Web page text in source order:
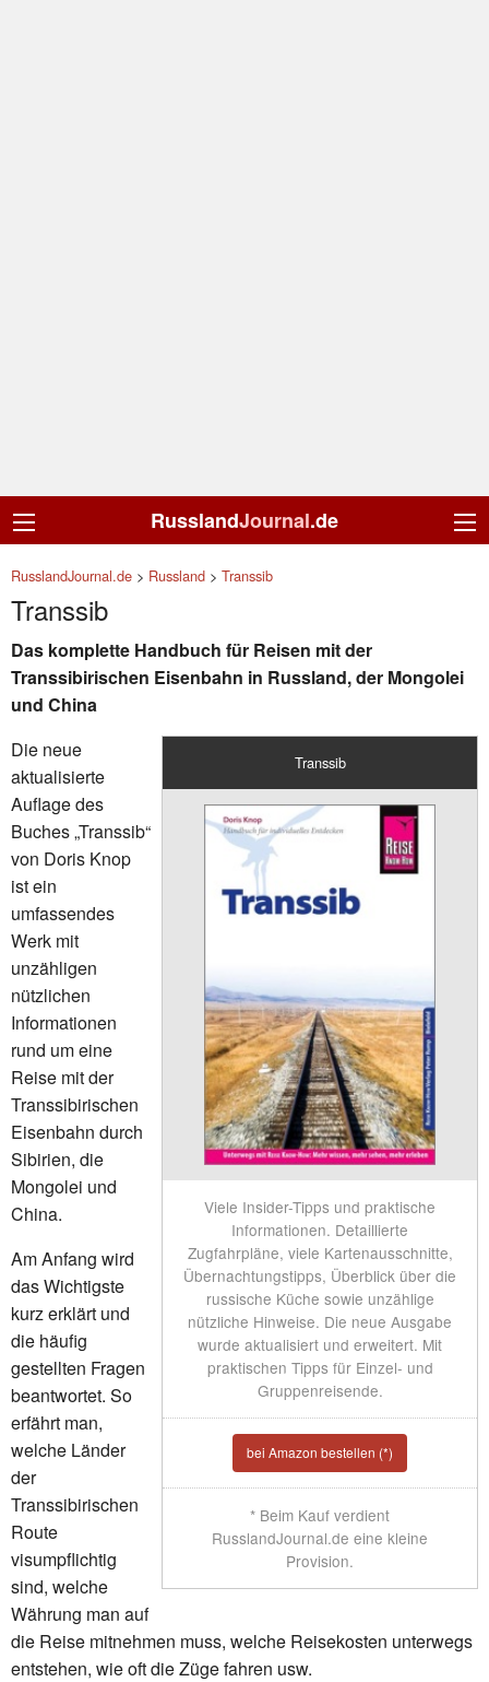
RusslandJournal.de
RusslandJournal.de > Russland > Transsib
Transsib
Das komplette Handbuch für Reisen mit der
Transsibirischen Eisenbahn in Russland, der Mongolei
und China
Transsib
Viele Insider-Tipps und praktische
Informationen. Detaillierte
Zugfahrpläne, viele Kartenausschnitte,
Übernachtungstipps, Überblick über die
russische Küche sowie unzählige
nützliche Hinweise. Die neue Ausgabe
wurde aktualisiert und erweitert. Mit
praktischen Tipps für Einzel- und
Gruppenreisende.
bei Amazon bestellen (*)
* Beim Kauf verdient
RusslandJournal.de eine kleine
Provision.
Die neue
aktualisierte
Auflage des
Buches „Transsib“
von Doris Knop
ist ein
umfassendes
Werk mit
unzähligen
nützlichen
Informationen
rund um eine
Reise mit der
Transsibirischen
Eisenbahn durch
Sibirien, die
Mongolei und
China.
Am Anfang wird
das Wichtigste
kurz erklärt und
die häufig
gestellten Fragen
beantwortet. So
erfährt man,
welche Länder
der
Transsibirischen
Route
visumpflichtig
sind, welche
Währung man auf
die Reise mitnehmen muss, welche Reisekosten unterwegs
entstehen, wie oft die Züge fahren usw.